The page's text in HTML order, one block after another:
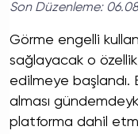
Son Düzenleme:
Görme engelli
sağlayacak o
edilmeye başlandı.
alması
platforma dahil